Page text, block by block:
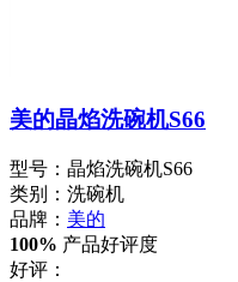
美的晶焰洗碗机S66
型号：晶焰洗碗机S66
类别：洗碗机
品牌： 美的
100% 产品好评度
好评：